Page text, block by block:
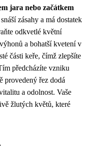
jara nebo začátkem
zásahy a má dostatek
odkvetlé květní
a bohatší kvetení v
části keře, čímž zlepšíte
předcházíte vzniku
provedený řez dodá
a odolnost. Vaše
žlutých květů, které